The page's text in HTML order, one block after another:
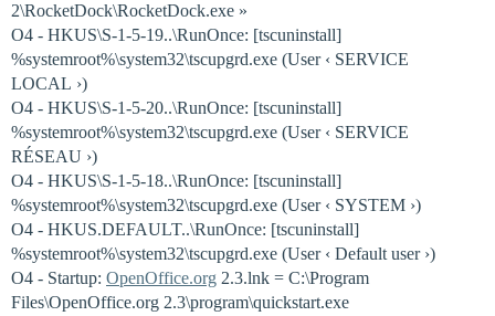
2\RocketDock\RocketDock.exe »
O4 - HKUS\S-1-5-19..\RunOnce: [tscuninstall]
%systemroot%\system32\tscupgrd.exe (User ‹ SERVICE
LOCAL ›)
O4 - HKUS\S-1-5-20..\RunOnce: [tscuninstall]
%systemroot%\system32\tscupgrd.exe (User ‹ SERVICE
RÉSEAU ›)
O4 - HKUS\S-1-5-18..\RunOnce: [tscuninstall]
%systemroot%\system32\tscupgrd.exe (User ‹ SYSTEM ›)
O4 - HKUS.DEFAULT..\RunOnce: [tscuninstall]
%systemroot%\system32\tscupgrd.exe (User ‹ Default user ›)
O4 - Startup: OpenOffice.org 2.3.lnk = C:\Program
Files\OpenOffice.org 2.3\program\quickstart.exe